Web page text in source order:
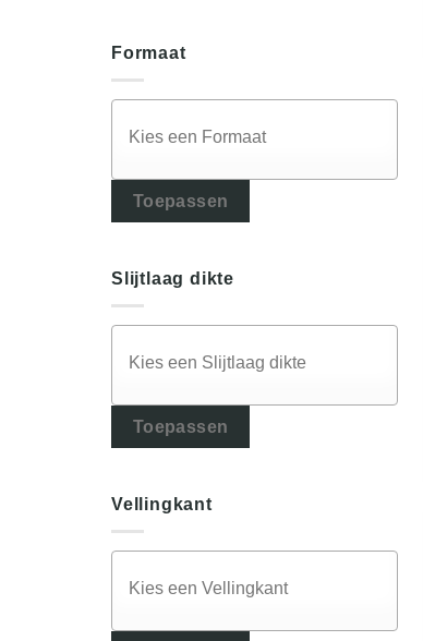
Formaat
Toepassen
Slijtlaag dikte
Toepassen
Vellingkant